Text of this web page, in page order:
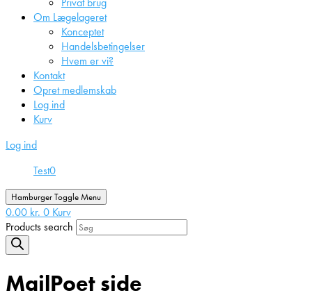
Om Lægelageret
Konceptet
Handelsbetingelser
Hvem er vi?
Kontakt
Opret medlemskab
Log ind
Kurv
Log ind
Test0
Hamburger Toggle Menu
0.00 kr. 0 Kurv
Products search
MailPoet side